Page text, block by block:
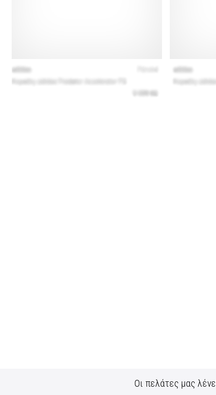
Οι πελάτες μας λένε